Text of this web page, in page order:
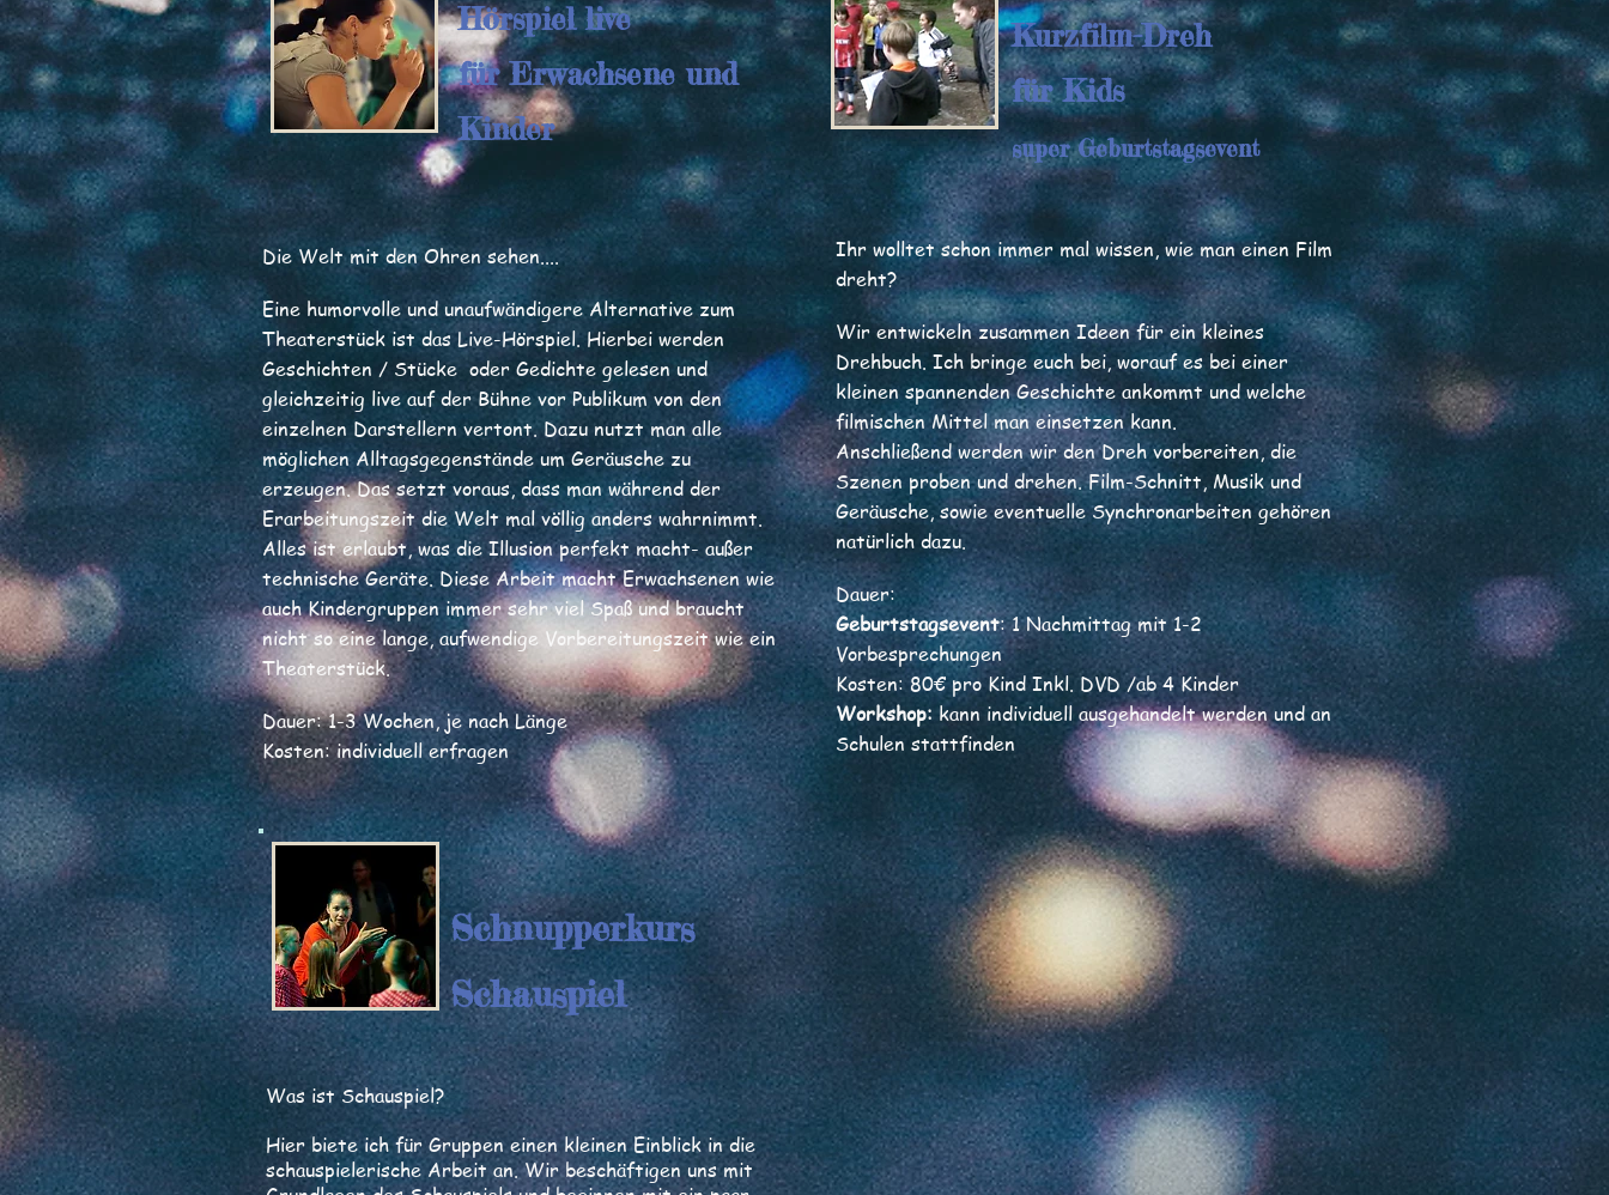
Hörspiel live
für Erwachsene und
Kinder
Die Welt mit den Ohren sehen....
Eine humorvolle und unaufwändigere Alternative zum
Theaterstück ist das Live-Hörspiel. Hierbei werden
Geschichten / Stücke oder Gedichte gelesen und
gleichzeitig live auf der Bühne vor Publikum von den
einzelnen Darstellern vertont. Dazu nutzt man alle
möglichen Alltagsgegenstände um Geräusche zu
erzeugen. Das setzt voraus, dass man während der
Erarbeitungszeit die Welt mal völlig anders wahrnimmt.
Alles ist erlaubt, was die Illusion perfekt macht- außer
technische Geräte. Diese Arbeit macht Erwachsenen wie
auch Kindergruppen immer sehr viel Spaß und braucht
nicht so eine lange, aufwendige Vorbereitungszeit wie ein
Theaterstück.
Dauer: 1-3 Wochen, je nach Länge
Kosten: individuell erfragen
Kurzfilm-Dreh
für Kids
super Geburtstagsevent
Ihr wolltet schon immer mal wissen, wie man einen Film
dreht?
Wir entwickeln zusammen Ideen für ein kleines
Drehbuch. Ich bringe euch bei, worauf es bei einer
kleinen spannenden Geschichte ankommt und welche
filmischen Mittel man einsetzen kann.
Anschließend werden wir den Dreh vorbereiten, die
Szenen proben und drehen. Film-Schnitt, Musik und
Geräusche, sowie eventuelle Synchronarbeiten gehören
natürlich dazu.
Dauer:
Geburtstagsevent: 1 Nachmittag mit 1-2
Vorbesprechungen
Kosten: 80€ pro Kind Inkl. DVD /ab 4 Kinder
Workshop: kann individuell ausgehandelt werden und an
Schulen stattfinden
Schnupperkurs
Schauspiel
Was ist Schauspiel?
Hier biete ich für Gruppen einen kleinen Einblick in die
schauspielerische Arbeit an. Wir beschäftigen uns mit